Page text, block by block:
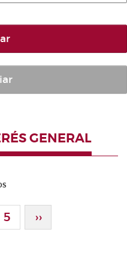
GENERAL
Page
5 Siguiente
››